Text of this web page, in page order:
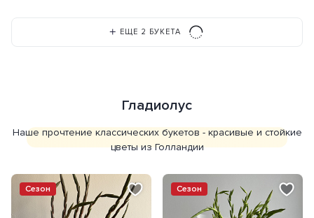
ЕЩЕ 2 БУКЕТА
Гладиолус
Наше прочтение классических букетов - красивые и стойкие
цветы из Голландии
Сезон Сезон